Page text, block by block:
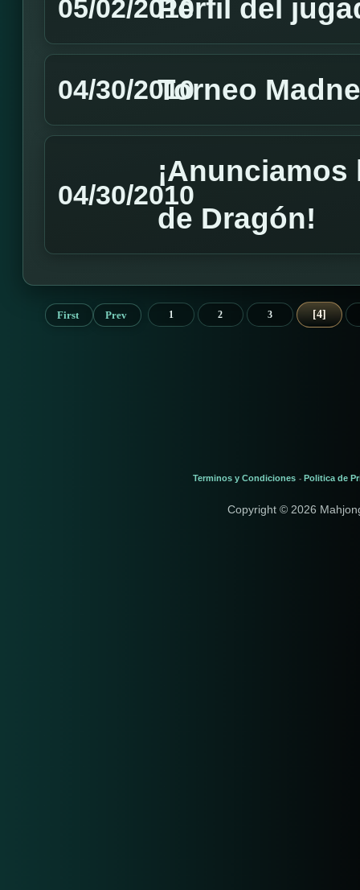
05/02/2010Perfil del
04/30/2010Torneo
04/30/2010
de Dragón!
First Prev 1 2 3 4
Terminos y Condiciones - Politica de
Copyright © 2026